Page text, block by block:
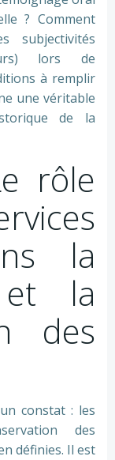
? Comment
subjectivités
lors de
à remplir
une véritable
de la
rôle
la
et la
des
constat : les
des
définies. Il est